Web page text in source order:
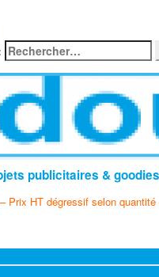
publicitaires &
HT dégressif selon